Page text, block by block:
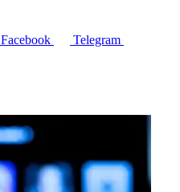
Facebook
Telegram